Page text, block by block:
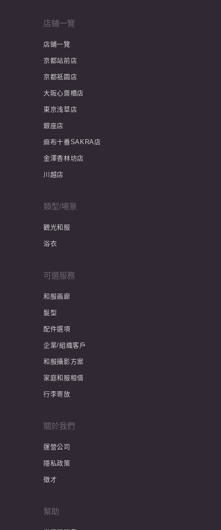
店鋪一覽
店鋪一覽
京都站前店
京都祇園店
大阪心齋橋店
東京浅草店
銀座店
麻布十番SAKRA店
金澤香林坊店
川越店
類型/場景
觀光和服
浴衣
可選服務
和服画廊
髮型
配件選項
企業/組織客戶
和服攝影方案
家庭和服租借
行李寄放
關於我們
運營公司
隱私政策
徵才
幫助